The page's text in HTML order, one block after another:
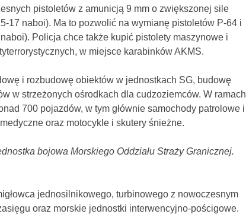
pistoletów z amunicją 9 mm o zwiększonej sile
17 naboi). Ma to pozwolić na wymianę pistoletów P-64 i
Policja chce także kupić pistolety maszynowe i
w miejsce karabinków AKMS.
i rozbudowę obiektów w jednostkach SG, budowę
w strzeżonych ośrodkach dla cudzoziemców. W ramach
700 pojazdów, w tym głównie samochody patrolowe i
oraz motocykle i skutery śnieżne.
bojowa Morskiego Oddziału Straży Granicznej.
jednosilnikowego, turbinowego z nowoczesnym
oraz morskie jednostki interwencyjno-pościgowe.